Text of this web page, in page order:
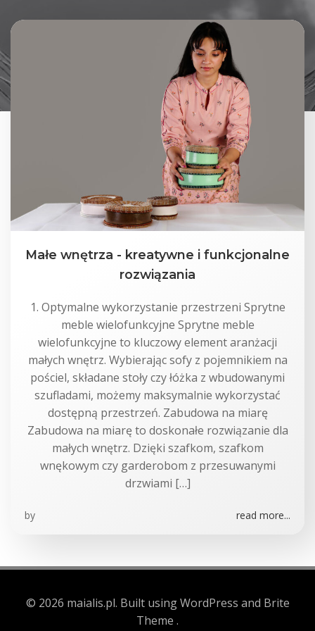
Małe wnętrza - kreatywne i funkcjonalne
rozwiązania
1. Optymalne wykorzystanie przestrzeni Sprytne
meble wielofunkcyjne Sprytne meble
wielofunkcyjne to kluczowy element aranżacji
małych wnętrz. Wybierając sofy z pojemnikiem na
pościel, składane stoły czy łóżka z wbudowanymi
szufladami, możemy maksymalnie wykorzystać
dostępną przestrzeń. Zabudowa na miarę
Zabudowa na miarę to doskonałe rozwiązanie dla
małych wnętrz. Dzięki szafkom, szafkom
wnękowym czy garderobom z przesuwanymi
drzwiami […]
by read more...
© 2026 maialis.pl. Built using WordPress and Brite
Theme .